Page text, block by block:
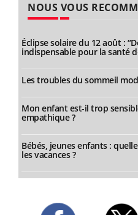
NOUS VOUS
Éclipse solaire du 12 août :
indispensable pour la santé
Les troubles du sommeil
Mon enfant est-il trop
empathique ?
Bébés, jeunes enfants :
les vacances ?